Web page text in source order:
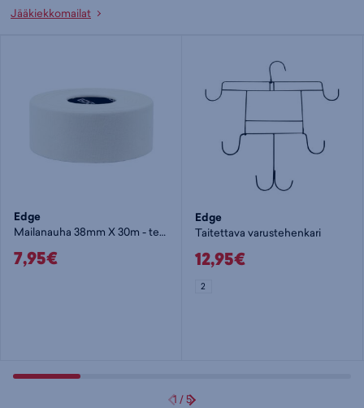
Jääkiekkomailat
Edge
Mailanauha 38mm X 30m - teippi
7,95€
Edge
Taitettava varustehenkari
12,95€
2
1 /5